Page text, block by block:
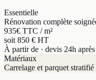
Essentielle
Rénovation complète
935€ TTC / m²
soit 850 € HT
À partir de · devis 24h
Matériaux
Carrelage et parquet